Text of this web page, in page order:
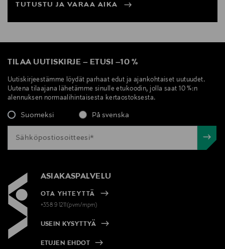
TUTUSTU JA VARAA AIKA
TILAA UUTISKIRJE – ETUSI –10 %
Uutiskirjeestämme löydät parhaat edut ja ajankohtaiset uutuudet.
Uutena tilaajana lähetämme sinulle etukoodin, jolla saat 10 %:n
alennuksen normaalihintaisesta kertaostoksesta.
Suomeksi På svenska
ASIAKASPALVELU
OTA YHTEYTTÄ
+358 9 1211(pvm/mpm)
USEIN KYSYTTYÄ
ETUJEN EHDOT